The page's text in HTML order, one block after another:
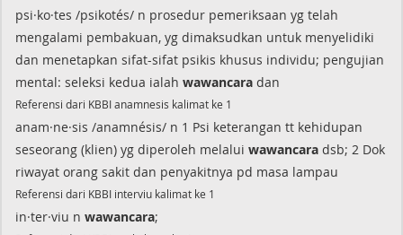
psi·ko·tes /psikotés/ n prosedur pemeriksaan yg telah
mengalami pembakuan, yg dimaksudkan untuk menyelidiki
dan menetapkan sifat-sifat psikis khusus individu; pengujian
mental: seleksi kedua ialah wawancara dan
Referensi dari KBBI anamnesis kalimat ke 1
anam·ne·sis /anamnésis/ n 1 Psi keterangan tt kehidupan
seseorang (klien) yg diperoleh melalui wawancara dsb; 2 Dok
riwayat orang sakit dan penyakitnya pd masa lampau
Referensi dari KBBI interviu kalimat ke 1
in·ter·viu n wawancara;